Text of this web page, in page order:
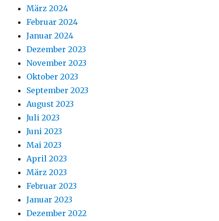
März 2024
Februar 2024
Januar 2024
Dezember 2023
November 2023
Oktober 2023
September 2023
August 2023
Juli 2023
Juni 2023
Mai 2023
April 2023
März 2023
Februar 2023
Januar 2023
Dezember 2022